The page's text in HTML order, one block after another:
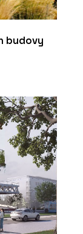
budovy